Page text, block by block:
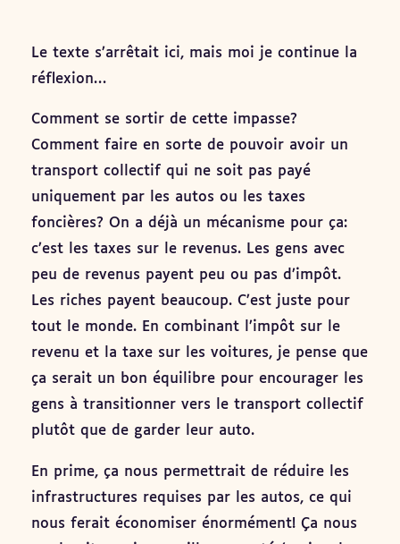
Le texte s’arrêtait ici, mais moi je continue la
réflexion…
Comment se sortir de cette impasse?
Comment faire en sorte de pouvoir avoir un
transport collectif qui ne soit pas payé
uniquement par les autos ou les taxes
foncières? On a déjà un mécanisme pour ça:
c’est les taxes sur le revenus. Les gens avec
peu de revenus payent peu ou pas d’impôt.
Les riches payent beaucoup. C’est juste pour
tout le monde. En combinant l’impôt sur le
revenu et la taxe sur les voitures, je pense que
ça serait un bon équilibre pour encourager les
gens à transitionner vers le transport collectif
plutôt que de garder leur auto.
En prime, ça nous permettrait de réduire les
infrastructures requises par les autos, ce qui
nous ferait économiser énormément! Ça nous